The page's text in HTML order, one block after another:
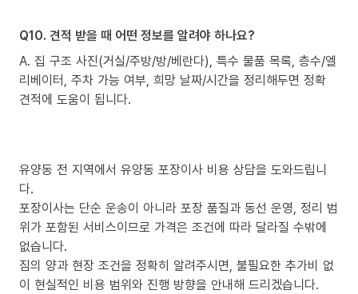
Q10. 견적 받을 때 어떤 정보를 알려야 하나요?
A. 집 구조 사진(거실/주방/방/베란다), 특수 물품 목록, 층수/엘
리베이터, 주차 가능 여부, 희망 날짜/시간을 정리해두면 정확
견적에 도움이 됩니다.
유양동 전 지역에서 유양동 포장이사 비용 상담을 도와드립니
다.
포장이사는 단순 운송이 아니라 포장 품질과 동선 운영, 정리 범
위가 포함된 서비스이므로 가격은 조건에 따라 달라질 수밖에
없습니다.
짐의 양과 현장 조건을 정확히 알려주시면, 불필요한 추가비 없
이 현실적인 비용 범위와 진행 방향을 안내해 드리겠습니다.